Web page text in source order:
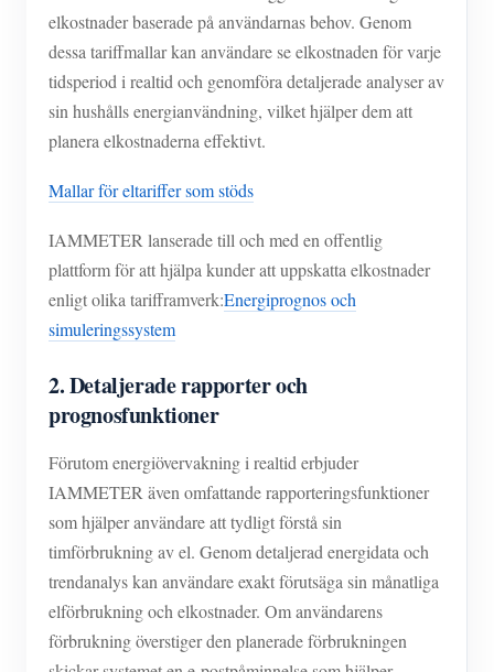
elkostnader baserade på användarnas behov. Genom
dessa tariffmallar kan användare se elkostnaden för varje
tidsperiod i realtid och genomföra detaljerade analyser av
sin hushålls energianvändning, vilket hjälper dem att
planera elkostnaderna effektivt.
Mallar för eltariffer som stöds
IAMMETER lanserade till och med en offentlig
plattform för att hjälpa kunder att uppskatta elkostnader
enligt olika tarifframverk:Energiprognos och
simuleringssystem
2. Detaljerade rapporter och
prognosfunktioner
Förutom energiövervakning i realtid erbjuder
IAMMETER även omfattande rapporteringsfunktioner
som hjälper användare att tydligt förstå sin
timförbrukning av el. Genom detaljerad energidata och
trendanalys kan användare exakt förutsäga sin månatliga
elförbrukning och elkostnader. Om användarens
förbrukning överstiger den planerade förbrukningen